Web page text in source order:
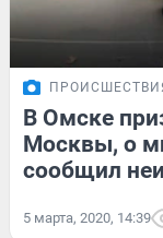
В Омске
Москвы, о
сообщил
5 марта, 2020, 14:39